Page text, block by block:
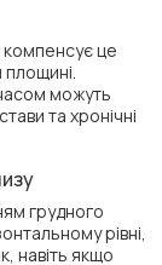
це
можуть
та хронічні
грудного
рівні,
навіть якщо